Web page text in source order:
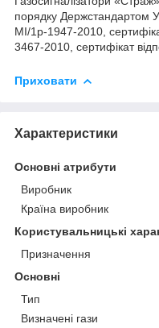
порядку Держстандартом
MI/1p-1947-2010,
3467-2010, сертифікат
Приховати
Характеристики
Основні атрибути
Виробник
Країна виробник
Користувальницькі
Призначення
Основні
Тип
Визначені гази